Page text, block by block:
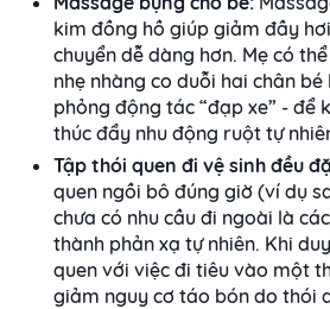
kim đồng hồ giúp giảm đầy
chuyển dễ dàng hơn. Mẹ có
nhẹ nhàng co duỗi hai chân
phỏng động tác “đạp xe” - để
thúc đẩy nhu động ruột tự
Tập thói quen đi vệ sinh đều
quen ngồi bô đúng giờ (ví dụ
chưa có nhu cầu đi ngoài là
thành phản xạ tự nhiên. Khi
quen với việc đi tiêu vào một
giảm nguy cơ táo bón do thói